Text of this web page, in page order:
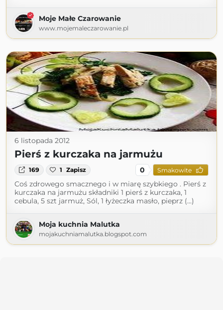
Moje Małe Czarowanie
www.mojemaleczarowanie.pl
6 listopada 2012
Pierś z kurczaka na jarmużu
169 1 Zapisz 0 Smakowite
Coś zdrowego smacznego i w miarę szybkiego . Pierś z
kurczaka na jarmużu składniki 1 pierś z kurczaka, 1
cebula, 5 szt jarmuż, Sól, 1 łyżeczka masło, pieprz (...)
Moja kuchnia Malutka
mojakuchniamalutka.blogspot.com